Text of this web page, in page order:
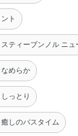
ト
ティーブンノル ニュ
めらか
っとり
しのバスタイム